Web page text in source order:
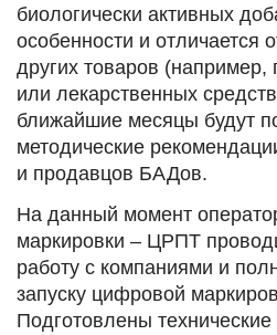
биологически активных
особенности и отличается
других товаров (например,
или лекарственных
ближайшие месяцы будут
методические
и продавцов БАДов.
На данный момент
маркировки – ЦРПТ
работу с компаниями и
запуску цифровой
Подготовлены